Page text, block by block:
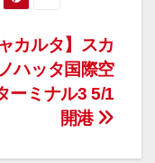
ャカルタ】スカ
ハッタ国際空
ミナル3 5/1
開港